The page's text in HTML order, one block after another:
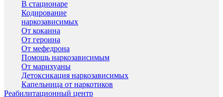
В стационаре
Кодирование
наркозависимых
От кокаина
От героина
От мефедрона
Помощь наркозависимым
От марихуаны
Детоксикация наркозависимых
Капельница от наркотиков
Реабилитационный центр